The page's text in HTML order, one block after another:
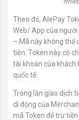
Theo đó, AlePay
Web/ App của người
– Mã này không thể
tiên. Token này có
tài khoản của khách
quốc tế.
Trong lần giao dịch
di động của
mã Token để trừ